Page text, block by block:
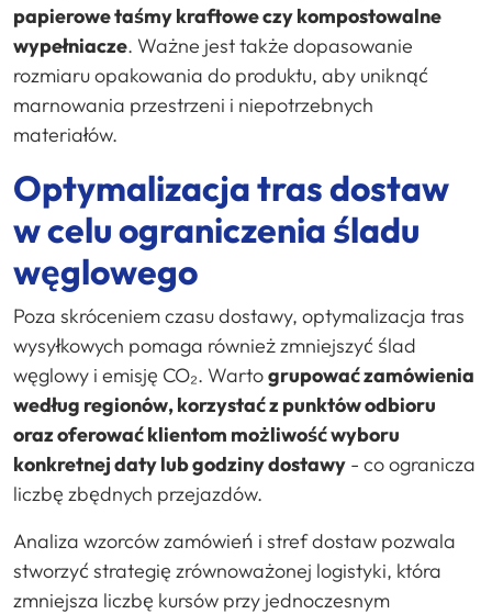
papierowe taśmy kraftowe czy kompostowalne
wypełniacze. Ważne jest także dopasowanie
rozmiaru opakowania do produktu, aby uniknąć
marnowania przestrzeni i niepotrzebnych
materiałów.
Optymalizacja tras dostaw
w celu ograniczenia śladu
węglowego
Poza skróceniem czasu dostawy, optymalizacja tras
wysyłkowych pomaga również zmniejszyć ślad
węglowy i emisję CO₂. Wartogrupować zamówienia
według regionów, korzystać z punktów odbioru
oraz oferować klientom możliwość wyboru
konkretnej daty lub godziny dostawy - co ogranicza
liczbę zbędnych przejazdów.
Analiza wzorców zamówień i stref dostaw pozwala
stworzyć strategię zrównoważonej logistyki, która
zmniejsza liczbę kursów przy jednoczesnym